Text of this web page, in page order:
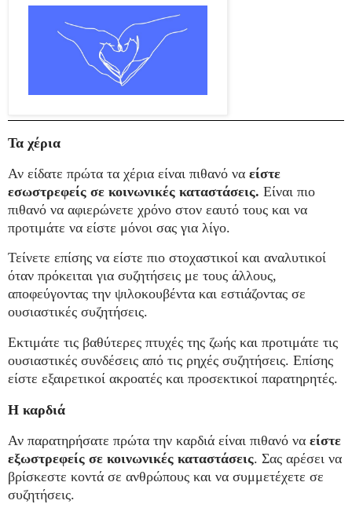
Τα χέρια
Αν είδατε πρώτα τα χέρια είναι πιθανό να είστε
εσωστρεφείς σε κοινωνικές καταστάσεις. Είναι πιο
πιθανό να αφιερώνετε χρόνο στον εαυτό τους και να
προτιμάτε να είστε μόνοι σας για λίγο.
Τείνετε επίσης να είστε πιο στοχαστικοί και αναλυτικοί
όταν πρόκειται για συζητήσεις με τους άλλους,
αποφεύγοντας την ψιλοκουβέντα και εστιάζοντας σε
ουσιαστικές συζητήσεις.
Εκτιμάτε τις βαθύτερες πτυχές της ζωής και προτιμάτε τις
ουσιαστικές συνδέσεις από τις ρηχές συζητήσεις. Επίσης
είστε εξαιρετικοί ακροατές και προσεκτικοί παρατηρητές.
Η καρδιά
Αν παρατηρήσατε πρώτα την καρδιά είναι πιθανό να είστε
εξωστρεφείς σε κοινωνικές καταστάσεις. Σας αρέσει να
βρίσκεστε κοντά σε ανθρώπους και να συμμετέχετε σε
συζητήσεις.